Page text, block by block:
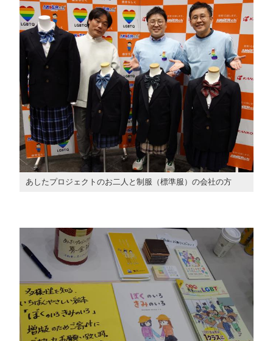
あしたプロジェクトのお二人と制服（標準服）の会社の方